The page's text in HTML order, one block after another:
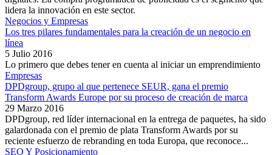
lidera la innovación en este sector.
Negocios y Empresas
Los tres pilares fundamentales para la creación de un negocio en
línea
5 Julio 2016
Lo primero que debes tener en cuenta al iniciar un emprendimiento
Empresas
DPDgroup, grupo al que pertenece SEUR, gana el premio
Transform Awards Europe por su proceso de creación de marca
29 Marzo 2016
DPDgroup, red líder internacional en la entrega de paquetes, ha sido
galardonada con el premio de plata Transform Awards por su
reciente esfuerzo de rebranding en toda Europa, que reconoce...
SEO Y Posicionamiento